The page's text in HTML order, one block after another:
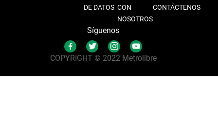
DE DATOS CON
NOSOTROS
CONTÁCTENOS
Síguenos
COPYRIGHT © 2022 Metrolibre